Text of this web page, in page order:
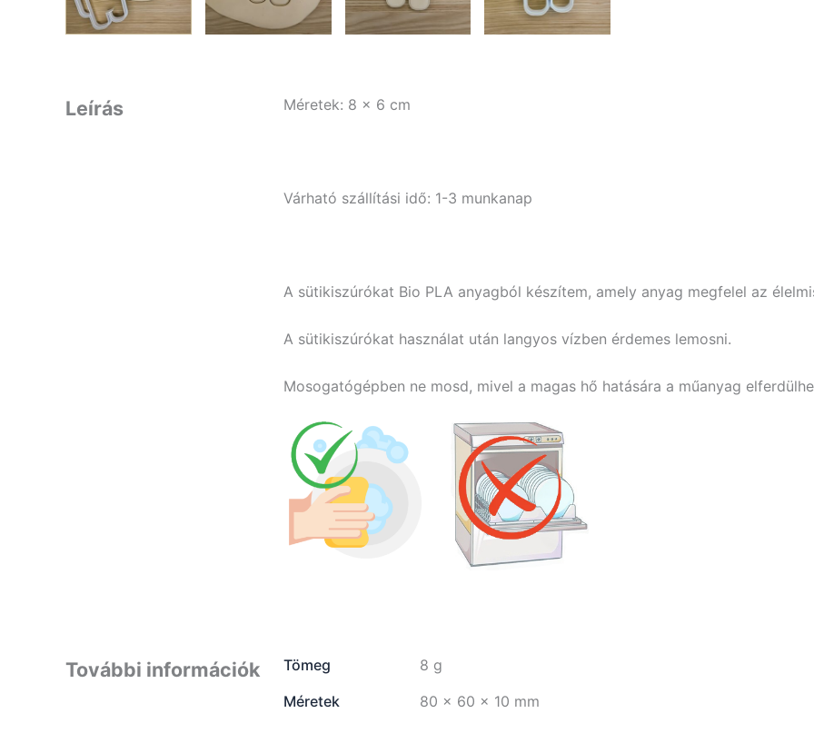
Leírás Méretek: 8 x 6 cm
Várható szállítási idő: 1-3 munkanap
A sütikiszúrókat Bio PLA anyagból készítem, amely anyag megfelel az
A sütikiszúrókat használat után langyos vízben érdemes lemosni.
Mosogatógépben ne mosd, mivel a magas hő hatására a műanyag
További információk Tömeg
8 g
Méretek
80 × 60 × 10 mm